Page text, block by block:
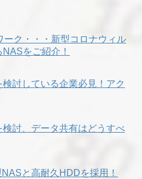
ーク・・・新型コロナウィル
をご紹介！
討している企業必見！アク
検討、データ共有はどうすべ
と高耐久HDDを採用！